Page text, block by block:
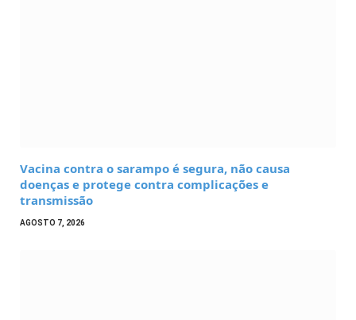
Vacina contra o sarampo é segura, não causa
doenças e protege contra complicações e
transmissão
AGOSTO 7, 2026